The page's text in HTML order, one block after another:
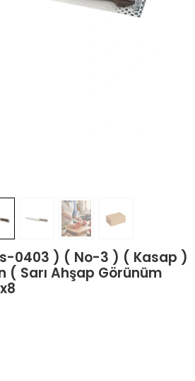
0403 ) ( No-3 ) ( Kasap )
( Sarı Ahşap Görünüm